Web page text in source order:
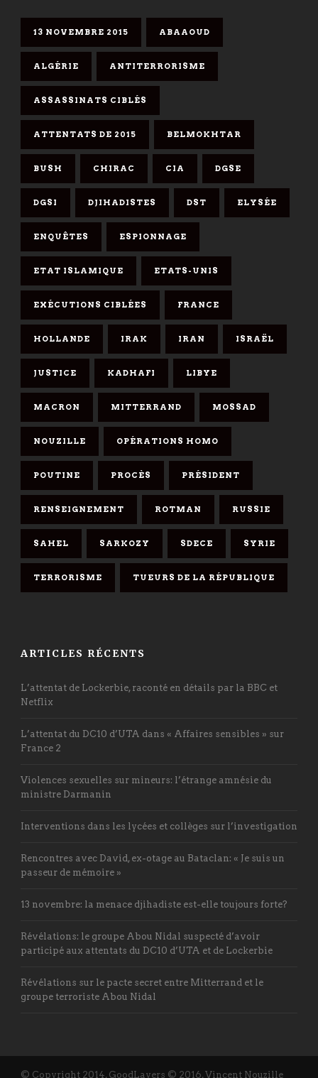
13 NOVEMBRE 2015 ABAAOUD
ALGÉRIE ANTITERRORISME
ASSASSINATS CIBLÉS
ATTENTATS DE 2015 BELMOKHTAR
BUSH CHIRAC CIA DGSE
DGSI DJIHADISTES DST ELYSÉE
ENQUÊTES ESPIONNAGE
ETAT ISLAMIQUE ETATS-UNIS
EXÉCUTIONS CIBLÉES FRANCE
HOLLANDE IRAK IRAN ISRAËL
JUSTICE KADHAFI LIBYE
MACRON MITTERRAND MOSSAD
NOUZILLE OPÉRATIONS HOMO
POUTINE PROCÈS PRÉSIDENT
RENSEIGNEMENT ROTMAN RUSSIE
SAHEL SARKOZY SDECE SYRIE
TERRORISME TUEURS DE LA RÉPUBLIQUE
ARTICLES RÉCENTS
L’attentat de Lockerbie, raconté en détails par la BBC et
Netflix
L’attentat du DC10 d’UTA dans « Affaires sensibles » sur
France 2
Violences sexuelles sur mineurs: l’étrange amnésie du
ministre Darmanin
Interventions dans les lycées et collèges sur l’investigation
Rencontres avec David, ex-otage au Bataclan: « Je suis un
passeur de mémoire »
13 novembre: la menace djihadiste est-elle toujours forte?
Révélations: le groupe Abou Nidal suspecté d’avoir
participé aux attentats du DC10 d’UTA et de Lockerbie
Révélations sur le pacte secret entre Mitterrand et le
groupe terroriste Abou Nidal
© Copyright 2014, GoodLayers © 2016, Vincent Nouzille